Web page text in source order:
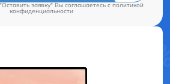
заявку" Вы соглашаетесь cполитикой
конфиденциальности